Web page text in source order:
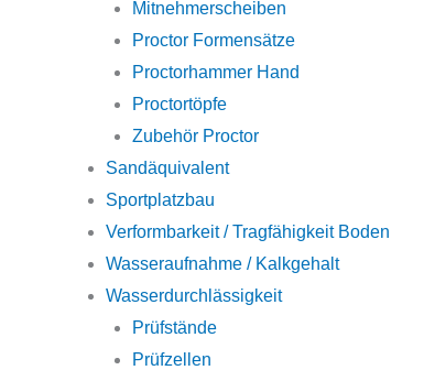
Mitnehmerscheiben
Proctor Formensätze
Proctorhammer Hand
Proctortöpfe
Zubehör Proctor
Sandäquivalent
Sportplatzbau
Verformbarkeit / Tragfähigkeit Boden
Wasseraufnahme / Kalkgehalt
Wasserdurchlässigkeit
Prüfstände
Prüfzellen